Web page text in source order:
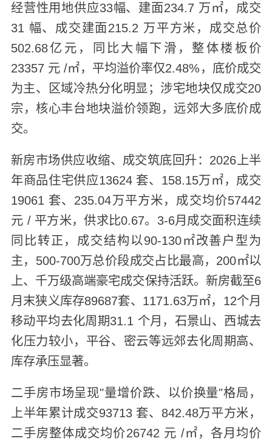
经营性用地供应33幅、建面234.7 万㎡，成交
31 幅、成交建面215.2 万平方米，成交总价
502.68亿元，同比大幅下滑，整体楼板价
23357 元 /㎡，平均溢价率仅2.48%，底价成交
为主、区域冷热分化明显；涉宅地块仅成交20
宗，核心丰台地块溢价领跑，远郊大多底价成
交。
新房市场供应收缩、成交筑底回升：2026上半
年商品住宅供应13624 套、158.15万㎡，成交
19061 套、235.04万平方米，成交均价57442
元 / 平方米，供求比0.67。3-6月成交面积连续
同比转正，成交结构以90-130㎡改善户型为
主，500-700万总价段成交占比最高，200㎡以
上、千万级高端豪宅成交保持活跃。新房截至6
月末狭义库存89687套、1171.63万㎡，12个月
移动平均去化周期31.1 个月，石景山、西城去
化压力较小，平谷、密云等远郊去化周期高、
库存承压显著。
二手房市场呈现"量增价跌、以价换量"格局，
上半年累计成交93713 套、842.48万平方米，
二手房整体成交均价26742 元 /㎡，各月均价